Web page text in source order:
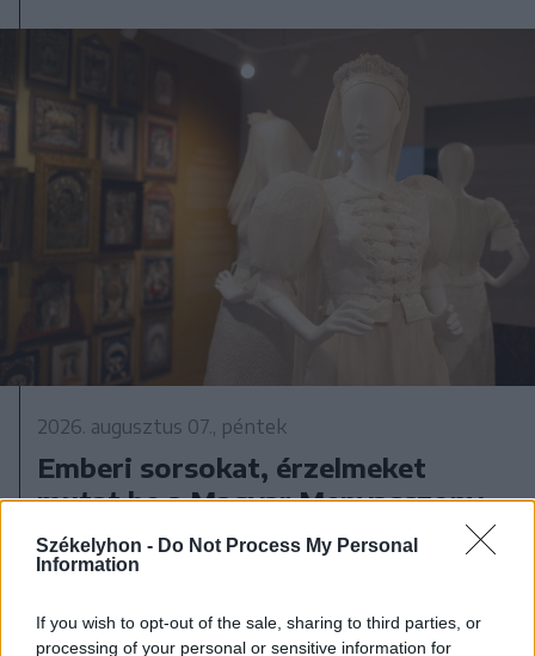
Székelyhon - Do Not Process My Personal
Information
If you wish to opt-out of the sale, sharing to third parties, or
processing of your personal or sensitive information for
2026. augusztus 07., péntek
Emberi sorsokat, érzelmeket
mutat be a Magyar Menyasszony
kiállítás